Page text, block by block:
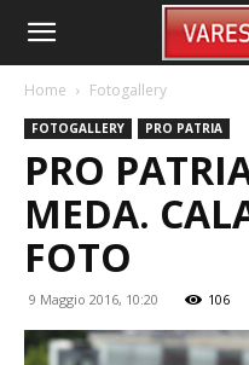
Home Fotogallery
FOTOGALLERY PRO PATRIA
PRO
MEDA.
FOTO
9 Maggio 2016, 10:20 106